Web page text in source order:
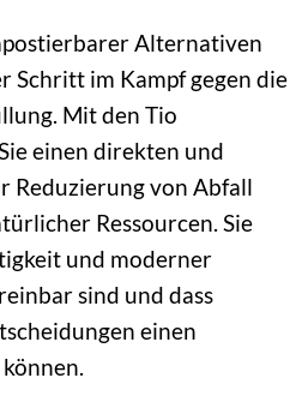
Alternativen
Schritt im Kampf gegen die
Mit den Tio
einen direkten und
Reduzierung von Abfall
Ressourcen. Sie
und moderner
sind und dass
einen